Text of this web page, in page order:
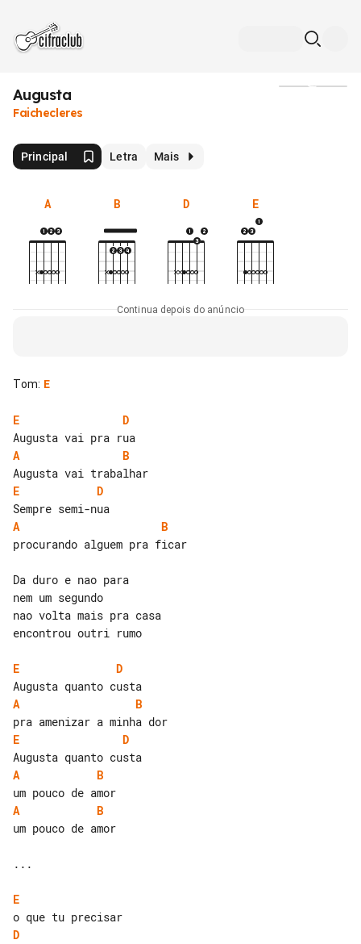
Augusta
Faichecleres
Principal Letra Mais
A B D E
Continua depois do anúncio
Tom: E
E
D
A
B
E
D
A
B
procurando alguem pra ficar
Da duro e nao para
nem um segundo
nao volta mais pra casa
encontrou outri rumo
E
D
A
B
E
D
A
B
A
B
um pouco de amor
...
E
D